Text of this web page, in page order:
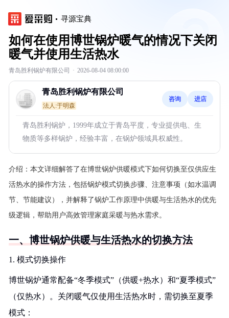
寻源宝典
如何在使用博世锅炉暖气的情况下关闭
暖气并使用生活热水
青岛胜利锅炉有限公司 · 2026-08-04 08:00:00
青岛胜利锅炉有限公司
法人:于明森
咨询 进店
青岛胜利锅炉，1999年成立于青岛平度，专业提供电、生
物质等多样锅炉，经验丰富，在锅炉领域具权威性。
介绍： 本文详细解答了在博世锅炉供暖模式下如何切换至仅供应生
活热水的操作方法，包括锅炉模式切换步骤、注意事项（如水温调
节、节能建议），并解释了锅炉工作原理中供暖与生活热水的优先
级逻辑，帮助用户高效管理家庭采暖与热水需求。
一、博世锅炉供暖与生活热水的切换方法
1. 模式切换操作
博世锅炉通常配备“冬季模式”（供暖+热水）和“夏季模式”
（仅热水）。关闭暖气仅使用生活热水时，需切换至夏季
模式：